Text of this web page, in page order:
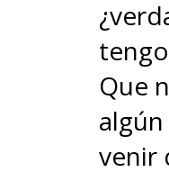
Que
venir